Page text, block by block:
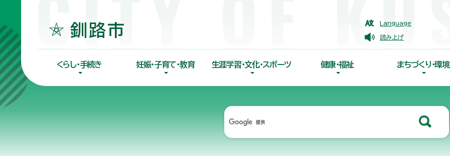
Language
読み上げ
くらし・手続き 妊娠・子育て・教育 生涯学習・文化・スポーツ 健康・福祉 まちづくり・環境